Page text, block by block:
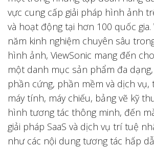
vực cung cấp giải pháp hình ảnh
và hoạt động tại hơn 100 quốc gia.
năm kinh nghiệm chuyên sâu
hình ảnh, ViewSonic mang đến
một danh mục sản phẩm đa
phần cứng, phần mềm và dịch
máy tính, máy chiếu, bảng vẽ kỹ
hình tương tác thông minh, đến
giải pháp SaaS và dịch vụ trí tuệ
như các nội dung tương tác hấp